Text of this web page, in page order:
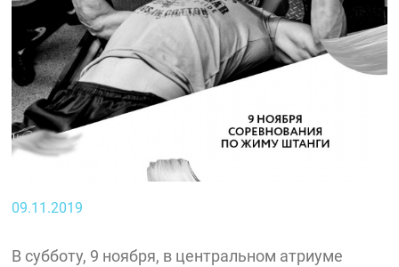
09.11.2019
В субботу, 9 ноября, в центральном атриуме